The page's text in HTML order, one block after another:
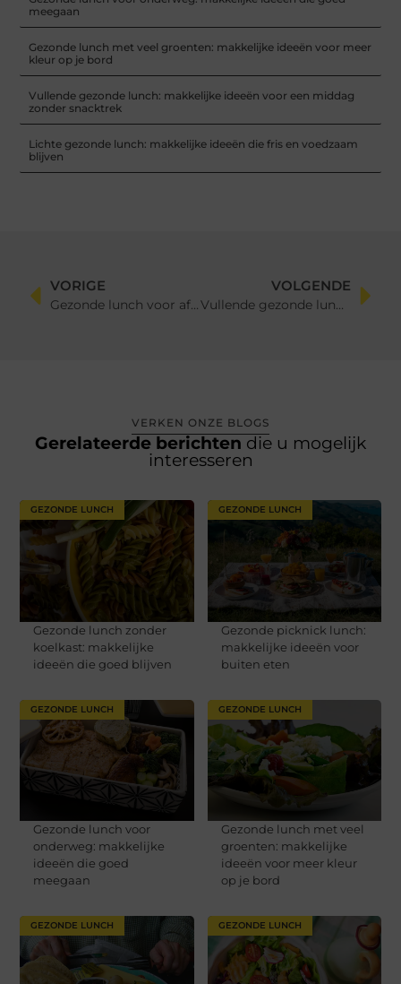
meegaan
Gezonde lunch met veel groenten: makkelijke ideeën voor meer
kleur op je bord
Vullende gezonde lunch: makkelijke ideeën voor een middag
zonder snacktrek
Lichte gezonde lunch: makkelijke ideeën die fris en voedzaam
blijven
VORIGE
Gezonde lunch voor afvallen: makkelijke ideeën die goed vullen
VOLGENDE
Vullende gezonde lunch: makkelijke ideeën voor een middag zonder snacktrek
VERKEN ONZE BLOGS
Gerelateerde berichten die u mogelijk
interesseren
GEZONDE LUNCH
Gezonde lunch zonder
koelkast: makkelijke
ideeën die goed blijven
GEZONDE LUNCH
Gezonde picknick lunch:
makkelijke ideeën voor
buiten eten
GEZONDE LUNCH
Gezonde lunch voor
onderweg: makkelijke
ideeën die goed
meegaan
GEZONDE LUNCH
Gezonde lunch met veel
groenten: makkelijke
ideeën voor meer kleur
op je bord
GEZONDE LUNCH GEZONDE LUNCH